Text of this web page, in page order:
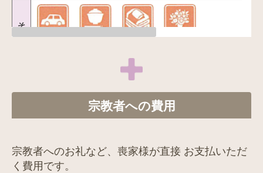
そ
の
宗教者への費用
宗教者へのお礼など、喪家様が直接 お支払いただ
く費用です。